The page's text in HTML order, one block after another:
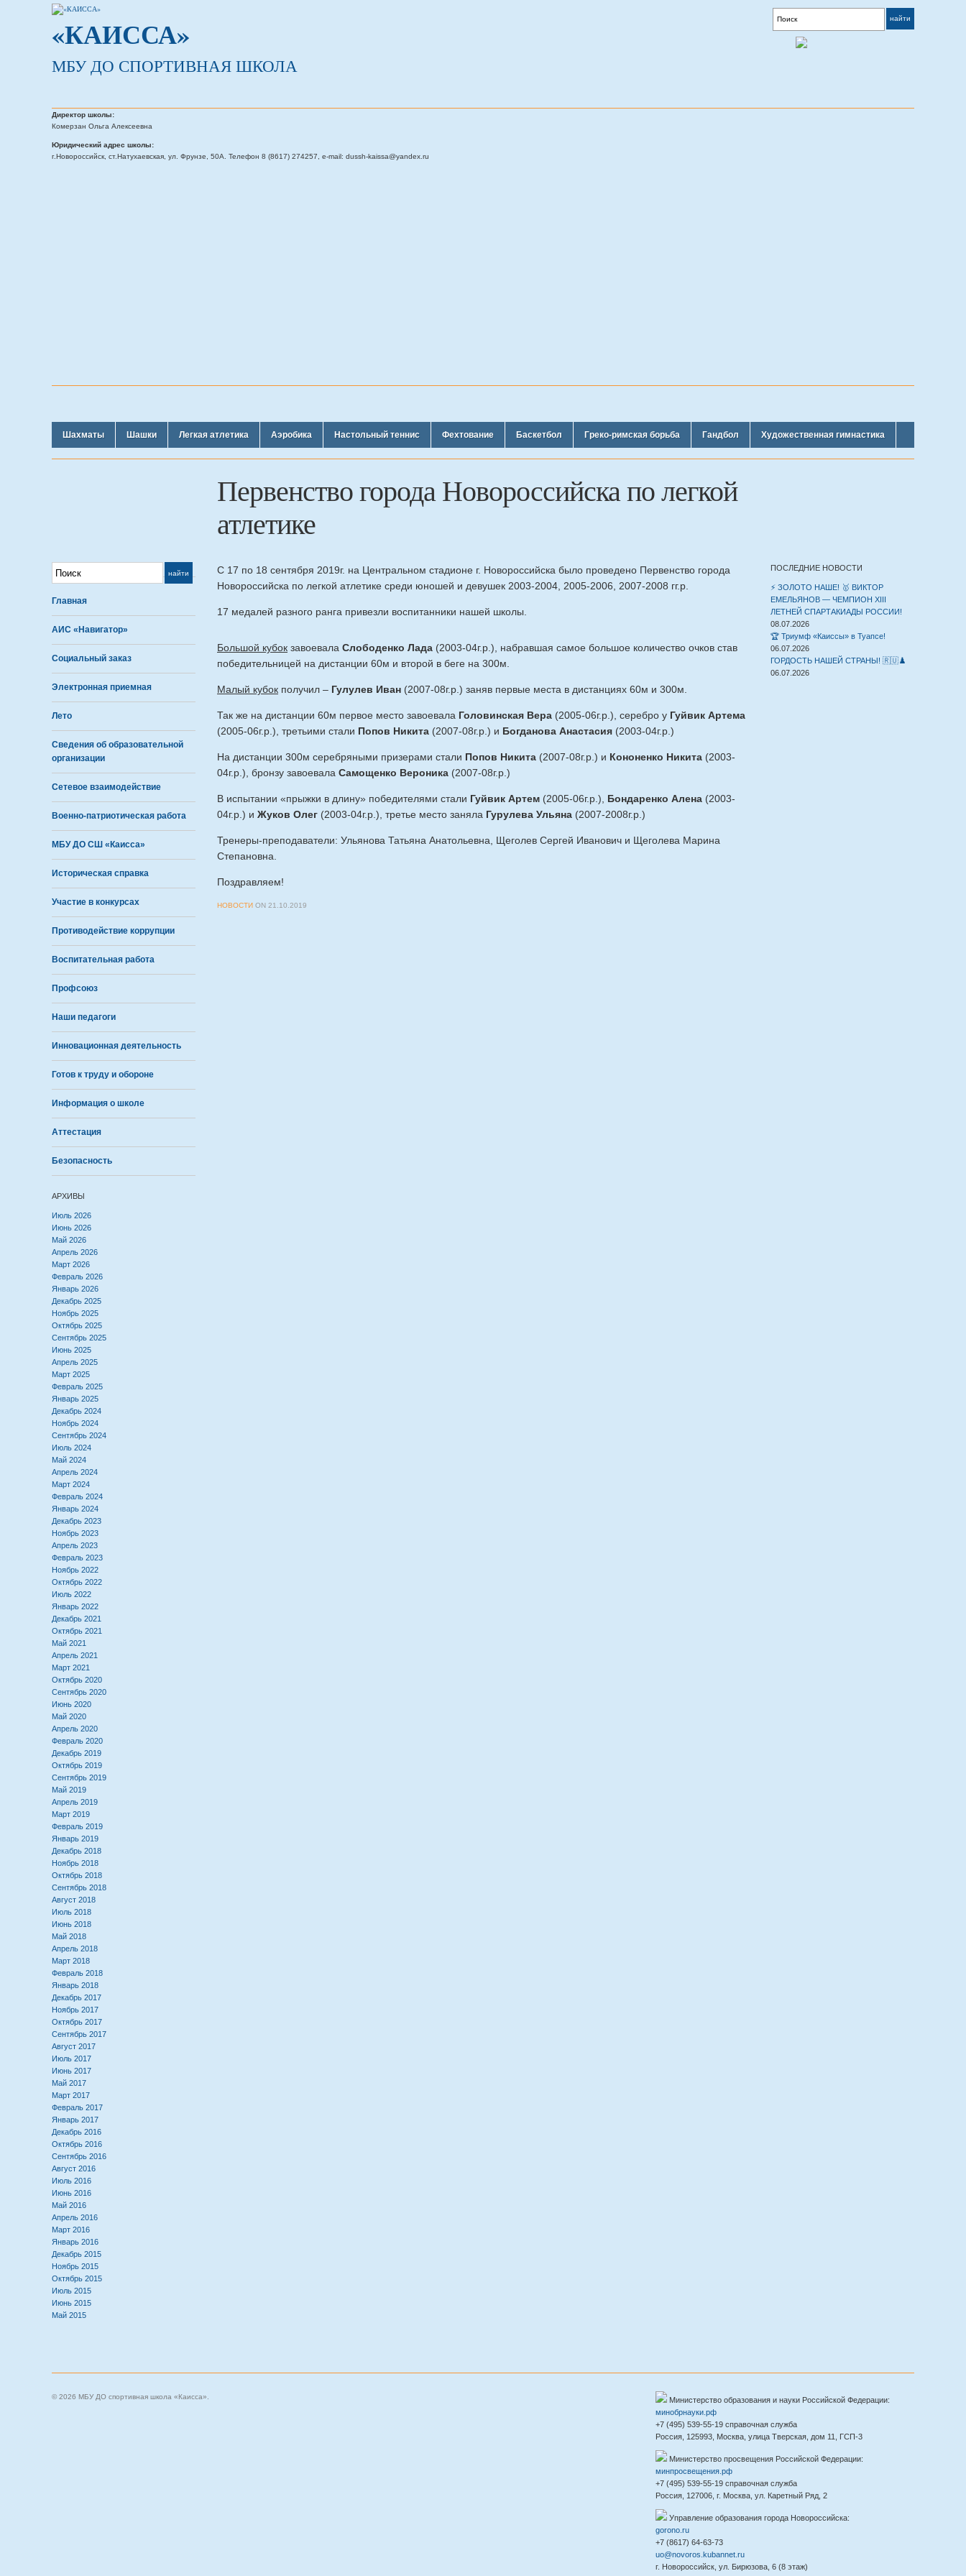
«КАИССА»
МБУ ДО СПОРТИВНАЯ ШКОЛА
Директор школы:
Комерзан Ольга Алексеевна
Юридический адрес школы:
г.Новороссийск, ст.Натухаевская, ул. Фрунзе, 50А. Телефон 8 (8617) 274257, e-mail: dussh-kaissa@yandex.ru
Шахматы Шашки Легкая атлетика Аэробика Настольный теннис Фехтование Баскетбол Греко-римская борьба Гандбол Художественная гимнастика
Первенство города Новороссийска по легкой
атлетике
Главная
АИС «Навигатор»
Социальный заказ
Электронная приемная
Лето
Сведения об образовательной
организации
Сетевое взаимодействие
Военно-патриотическая работа
МБУ ДО СШ «Каисса»
Историческая справка
Участие в конкурсах
Противодействие коррупции
Воспитательная работа
Профсоюз
Наши педагоги
Инновационная деятельность
Готов к труду и обороне
Информация о школе
Аттестация
Безопасность
АРХИВЫ
Июль 2026
Июнь 2026
Май 2026
Апрель 2026
Март 2026
Февраль 2026
Январь 2026
Декабрь 2025
Ноябрь 2025
Октябрь 2025
Сентябрь 2025
Июнь 2025
Апрель 2025
Март 2025
Февраль 2025
Январь 2025
Декабрь 2024
Ноябрь 2024
Сентябрь 2024
Июль 2024
Май 2024
Апрель 2024
Март 2024
Февраль 2024
Январь 2024
Декабрь 2023
Ноябрь 2023
Апрель 2023
Февраль 2023
Ноябрь 2022
Октябрь 2022
Июль 2022
Январь 2022
Декабрь 2021
Октябрь 2021
Май 2021
Апрель 2021
Март 2021
Октябрь 2020
Сентябрь 2020
Июнь 2020
Май 2020
Апрель 2020
Февраль 2020
Декабрь 2019
Октябрь 2019
Сентябрь 2019
Май 2019
Апрель 2019
Март 2019
Февраль 2019
Январь 2019
Декабрь 2018
Ноябрь 2018
Октябрь 2018
Сентябрь 2018
Август 2018
Июль 2018
Июнь 2018
Май 2018
Апрель 2018
Март 2018
Февраль 2018
Январь 2018
Декабрь 2017
Ноябрь 2017
Октябрь 2017
Сентябрь 2017
Август 2017
Июль 2017
Июнь 2017
Май 2017
Март 2017
Февраль 2017
Январь 2017
Декабрь 2016
Октябрь 2016
Сентябрь 2016
Август 2016
Июль 2016
Июнь 2016
Май 2016
Апрель 2016
Март 2016
Январь 2016
Декабрь 2015
Ноябрь 2015
Октябрь 2015
Июль 2015
Июнь 2015
Май 2015
С 17 по 18 сентября 2019г. на Центральном стадионе г. Новороссийска было проведено Первенство города
Новороссийска по легкой атлетике среди юношей и девушек 2003-2004, 2005-2006, 2007-2008 гг.р.
17 медалей разного ранга привезли воспитанники нашей школы.
Большой кубок завоевала Слободенко Лада (2003-04г.р.), набравшая самое большое количество очков став
победительницей на дистанции 60м и второй в беге на 300м.
Малый кубок получил – Гулулев Иван (2007-08г.р.) заняв первые места в дистанциях 60м и 300м.
Так же на дистанции 60м первое место завоевала Головинская Вера (2005-06г.р.), серебро у Гуйвик Артема
(2005-06г.р.), третьими стали Попов Никита (2007-08г.р.) и Богданова Анастасия (2003-04г.р.)
На дистанции 300м серебряными призерами стали Попов Никита (2007-08г.р.) и Кононенко Никита (2003-
04г.р.), бронзу завоевала Самощенко Вероника (2007-08г.р.)
В испытании «прыжки в длину» победителями стали Гуйвик Артем (2005-06г.р.), Бондаренко Алена (2003-
04г.р.) и Жуков Олег (2003-04г.р.), третье место заняла Гурулева Ульяна (2007-2008г.р.)
Тренеры-преподаватели: Ульянова Татьяна Анатольевна, Щеголев Сергей Иванович и Щеголева Марина
Степановна.
Поздравляем!
НОВОСТИ ON 21.10.2019
ПОСЛЕДНИЕ НОВОСТИ
⚡️ ЗОЛОТО НАШЕ! 🥇 ВИКТОР
ЕМЕЛЬЯНОВ — ЧЕМПИОН XIII
ЛЕТНЕЙ СПАРТАКИАДЫ РОССИИ!
08.07.2026
🏆 Триумф «Каиссы» в Туапсе!
06.07.2026
ГОРДОСТЬ НАШЕЙ СТРАНЫ! 🇷🇺♟️
06.07.2026
Министерство образования и науки Российской Федерации:
минобрнауки.рф
+7 (495) 539-55-19 справочная служба
Россия, 125993, Москва, улица Тверская, дом 11, ГСП-3
Министерство просвещения Российской Федерации:
минпросвещения.рф
+7 (495) 539-55-19 справочная служба
Россия, 127006, г. Москва, ул. Каретный Ряд, 2
Управление образования города Новороссийска:
gorono.ru
+7 (8617) 64-63-73
uo@novoros.kubannet.ru
г. Новороссийск, ул. Бирюзова, 6 (8 этаж)
© 2026 МБУ ДО спортивная школа «Каисса».